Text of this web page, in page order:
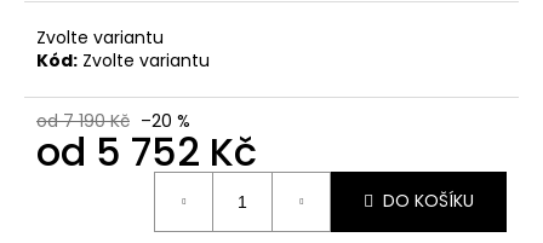
Zvolte variantu
Kód: Zvolte variantu
od 7 190 Kč –20 %
od 5 752 Kč
DO KOŠÍKU
o
p
o
u